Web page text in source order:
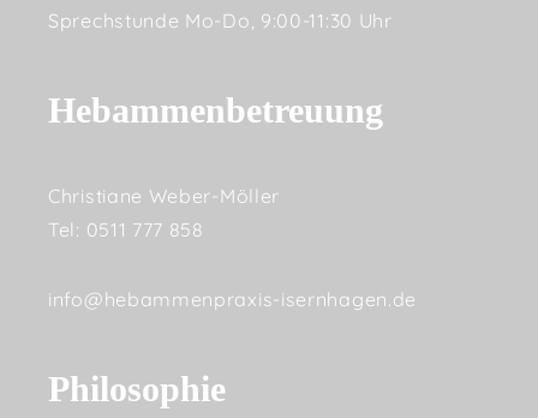
Sprechstunde Mo-Do, 9:00-11:30 Uhr
Hebammenbetreuung
Christiane Weber-Möller
Tel: 0511 777 858
info@hebammenpraxis-isernhagen.de
Philosophie